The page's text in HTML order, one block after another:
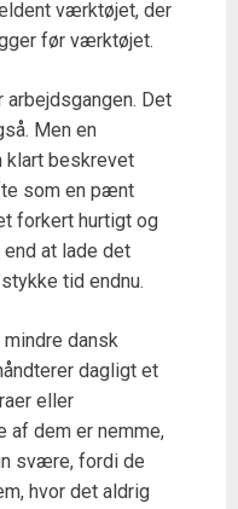
værktøjet, der
før værktøjet.
Det
Men en
klart beskrevet
som en pænt
forkert hurtigt og
at lade det
tid endnu.
mindre dansk
dagligt et
eller
af dem er nemme,
svære, fordi de
hvor det aldrig